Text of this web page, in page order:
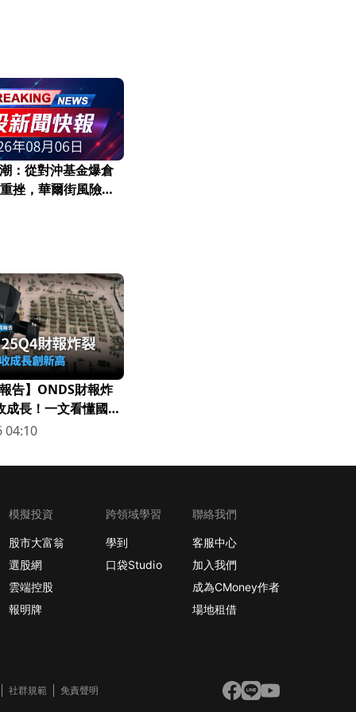
：從對沖基金爆倉
挫，華爾街風險炸
告】ONDS財報炸
成長！一文看懂國防
04:10
模擬投資
股市大富翁
選股網
雲端控股
報明牌
跨領域學習
學到
口袋Studio
聯絡我們
客服中心
加入我們
成為CMoney作者
場地租借
社群規範 免責聲明